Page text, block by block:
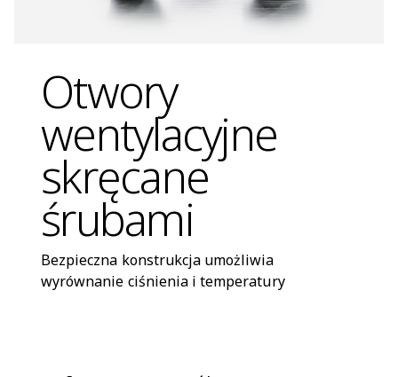
Otwory
wentylacyjne
skręcane
śrubami
Bezpieczna konstrukcja umożliwia
wyrównanie ciśnienia i temperatury